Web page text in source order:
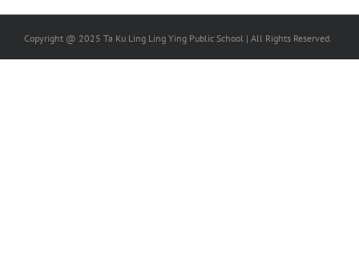
Copyright @ 2025 Ta Ku Ling Ling Ying Public School | All Rights Reserved.